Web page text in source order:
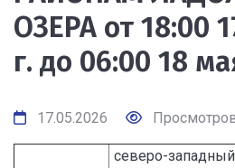
ОЗЕРА от 18:00
г. до 06:00 18
17.05.2026
северо-